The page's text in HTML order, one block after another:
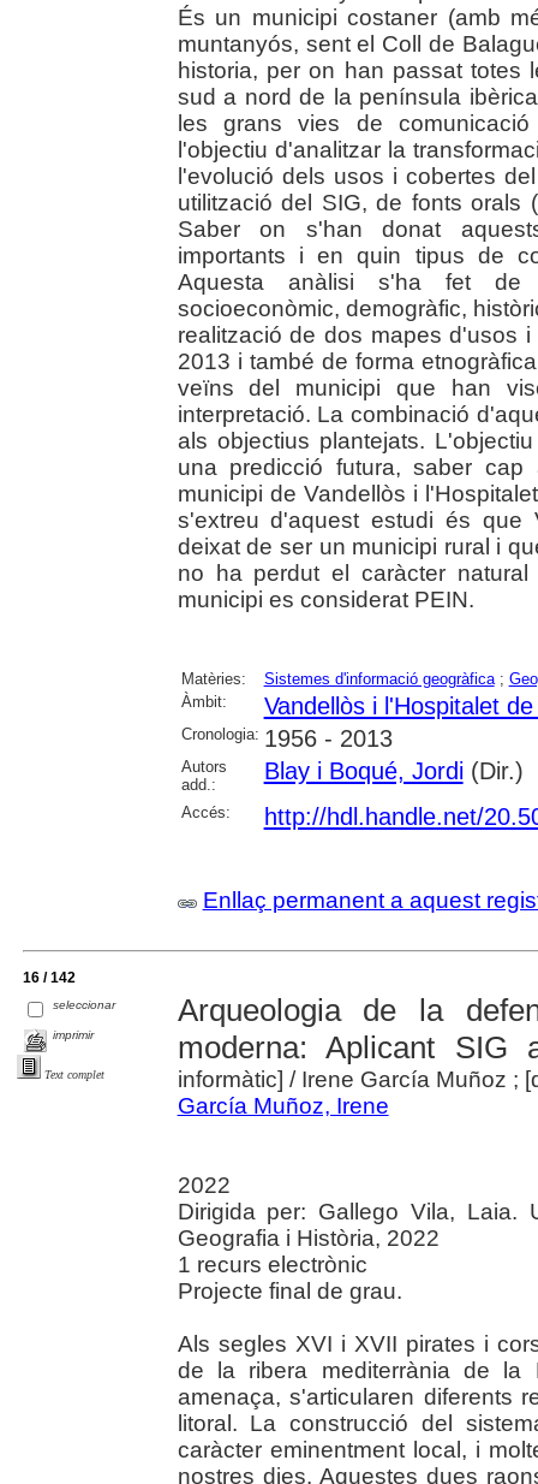
És un municipi costaner (amb
muntanyós, sent el Coll de
historia, per on han passat
sud a nord de la península
les grans vies de
l'objectiu d'analitzar la
l'evolució dels usos i cobertes
utilització del SIG, de fonts orals
Saber on s'han donat
importants i en quin tipus de
Aquesta anàlisi s'ha fet de
socioeconòmic, demogràfic,
realització de dos mapes d'usos
2013 i també de forma
veïns del municipi que han
interpretació. La combinació
als objectius plantejats.
una predicció futura, saber
municipi de Vandellòs i
s'extreu d'aquest estudi és que
deixat de ser un municipi rural i
no ha perdut el caràcter
municipi es considerat PEIN.
Matèries: Sistemes d'informació geogràfica;
Àmbit:
Vandellòs i l'Hospitalet
Cronologia: 1956 - 2013
Autors
add.:
Blay i Boqué, Jordi(Dir.)
Accés: http://hdl.handle.net/
Enllaç permanent a aquest
16 / 142
seleccionar
imprimir
Text complet
Arqueologia de la
moderna: Aplicant
informàtic] / Irene García Muñoz ;
García Muñoz, Irene
2022
Dirigida per: Gallego Vila, Laia.
Geografia i Història, 2022
1 recurs electrònic
Projecte final de grau.
Als segles XVI i XVII pirates i
de la ribera mediterrània de la
amenaça, s'articularen diferents
litoral. La construcció del
caràcter eminentment local, i
nostres dies. Aquestes dues